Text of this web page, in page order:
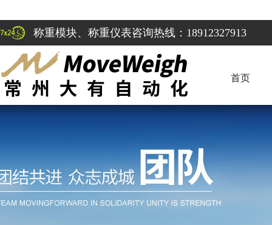
称重模块、称重仪表咨询热线：18912327913
首页